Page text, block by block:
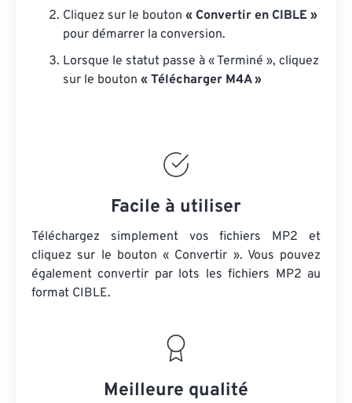
Cliquez sur le bouton « Convertir en CIBLE »
pour démarrer la conversion.
Lorsque le statut passe à « Terminé », cliquez
sur le bouton « Télécharger M4A »
Facile à utiliser
Téléchargez simplement vos fichiers MP2 et
cliquez sur le bouton « Convertir ». Vous pouvez
également convertir par lots les fichiers MP2 au
format CIBLE.
Meilleure qualité